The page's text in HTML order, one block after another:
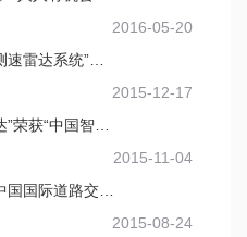
2016-05-20
2015-12-17
2015-11-04
2015-08-24